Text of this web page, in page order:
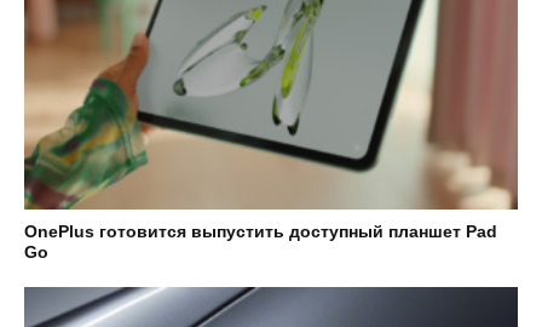
OnePlus готовится выпустить доступный планшет Pad
Go